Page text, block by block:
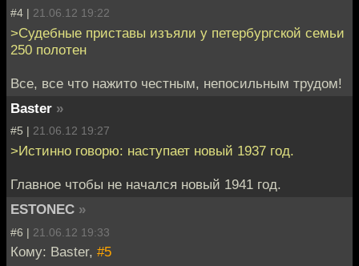
#4 | 21.06.12 19:22
>Судебные приставы изъяли у петербургской семьи
250 полотен
Все, все что нажито честным, непосильным трудом!
Baster »
#5 | 21.06.12 19:27
>Истинно говорю: наступает новый 1937 год.
Главное чтобы не начался новый 1941 год.
ESTONEC »
#6 | 21.06.12 19:33
Кому: Baster, #5